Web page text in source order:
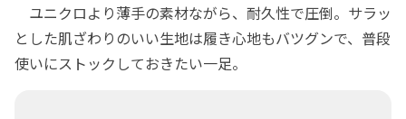
ユニクロより薄手の素材ながら、耐久性で圧倒。サラッ
とした肌ざわりのいい生地は履き心地もバツグンで、普段
使いにストックしておきたい一足。